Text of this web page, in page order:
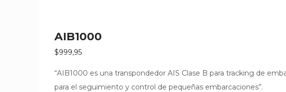
AIB1000
$999,95
“AIB1000 es una transpondedor AIS Clase B para tracking de
para el seguimiento y control de pequeñas embarcaciones”.